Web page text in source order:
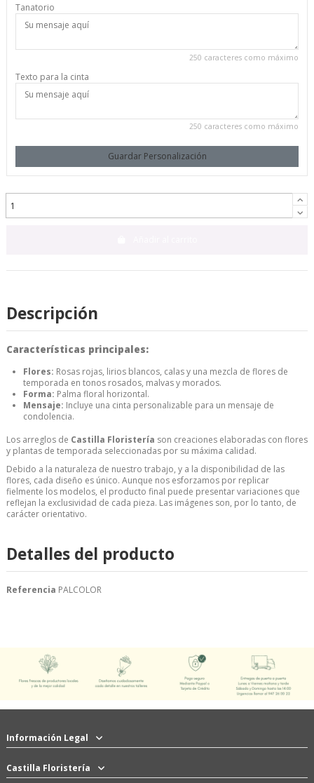
Tanatorio
250 caracteres como máximo
Texto para la cinta
250 caracteres como máximo
Guardar Personalización
Descripción
Características principales:
Flores: Rosas rojas, lirios blancos, calas y una mezcla de flores de
temporada en tonos rosados, malvas y morados.
Forma: Palma floral horizontal.
Mensaje: Incluye una cinta personalizable para un mensaje de
condolencia.
Los arreglos de Castilla Floristería son creaciones elaboradas con flores
y plantas de temporada seleccionadas por su máxima calidad.
Debido a la naturaleza de nuestro trabajo, y a la disponibilidad de las
flores, cada diseño es único. Aunque nos esforzamos por replicar
fielmente los modelos, el producto final puede presentar variaciones que
reflejan la exclusividad de cada pieza. Las imágenes son, por lo tanto, de
carácter orientativo.
Detalles del producto
Referencia PALCOLOR
Información Legal
Castilla Floristería